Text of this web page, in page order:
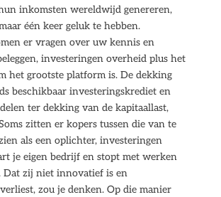
inkomsten wereldwijd genereren,
één keer geluk te hebben.
er vragen over uw kennis en
investeringen overheid plus het
het grootste platform is. De dekking
beschikbaar investeringskrediet en
ter dekking van de kapitaallast,
zitten er kopers tussen die van te
als een oplichter, investeringen
je eigen bedrijf en stopt met werken
Dat zij niet innovatief is en
zou je denken. Op die manier